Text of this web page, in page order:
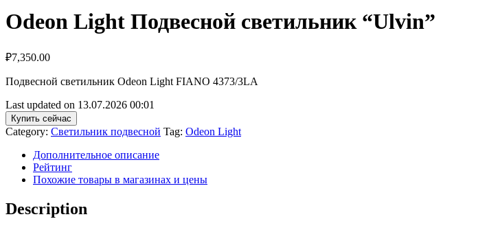
Odeon Light Подвесной светильник “Ulvin”
₽7,350.00
Подвесной светильник Odeon Light FIANO 4373/3LA
Last updated on 13.07.2026 00:01
Купить сейчас
Category: Светильник подвесной Tag: Odeon Light
Дополнительное описание
Рейтинг
Похожие товары в магазинах и цены
Description